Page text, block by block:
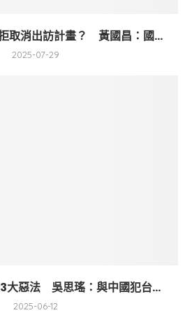
取消出訪計畫？ 黃國昌：國...
2025-07-29
大惡法 吳思瑤：與中國犯台...
2025-06-12